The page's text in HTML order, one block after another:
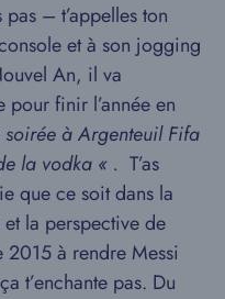
pas – t’appelles ton
et à son jogging
An, il va
finir l’année en
à Argenteuil Fifa
la vodka « . T’as
que ce soit dans la
la perspective de
2015 à rendre Messi
t’enchante pas. Du